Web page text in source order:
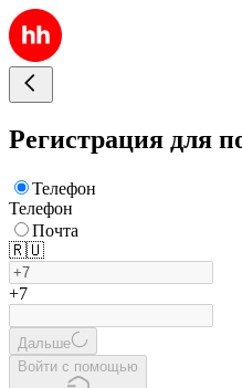
Регистрация для
Телефон
Телефон
Почта
🇷🇺
+7
Дальше
Войти с помощью